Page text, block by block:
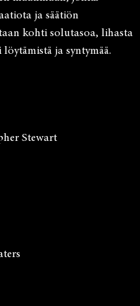
ja säätiön
kohti solutasoa, lihasta
ja syntymää.
Stewart